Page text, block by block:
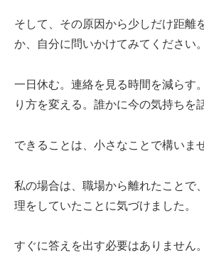
そして、その原因から少しだけ距離
か、自分に問いかけてみてください。
一日休む。連絡を見る時間を減らす
り方を変える。誰かに今の気持ちを
できることは、小さなことで構いま
私の場合は、職場から離れたことで
理をしていたことに気づけました。
すぐに答えを出す必要はありません。